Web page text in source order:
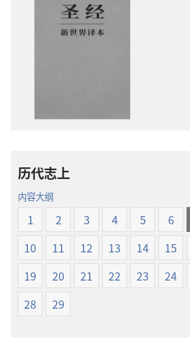
历代志上
内容大纲
1 2 3 4 5 6
10
11 12 13 14 15
19
20 21 22 23 24
28
29